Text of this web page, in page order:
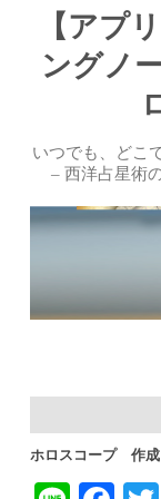
【アプ
ングノ
いつでも、どこ
– 西洋占星術
ホロスコープ 作成